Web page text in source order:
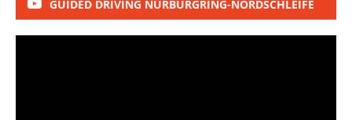
GUIDED DRIVING NÜRBURGRING-NORDSCHLEIFE